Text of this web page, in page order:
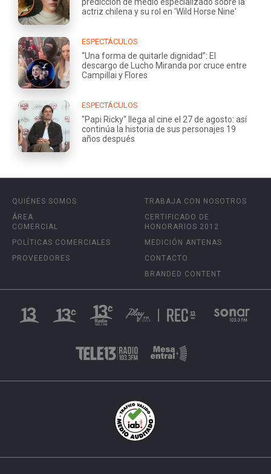
actriz chilena y su rol en 'Wild Horse Nine'
ESPECTÁCULOS
“Una forma de quitarle dignidad”: El
descargo de Lucho Miranda por cruce entre
Campillai y Flores
ESPECTÁCULOS
"Papi Ricky" llega al cine el 27 de agosto: así
continúa la historia de sus personajes 19
años después
QUIÉNES SOMOS
ÁREA
COMERCIAL
POLÍTICAS COMERCIALES
PROVEEDORES
TRABAJA CON NOSOTROS
CERTIFICADO DE
HONORARIOS 2012
MEDICIÓN ANTENAS
CONTACTO
BRANDED CONTENT